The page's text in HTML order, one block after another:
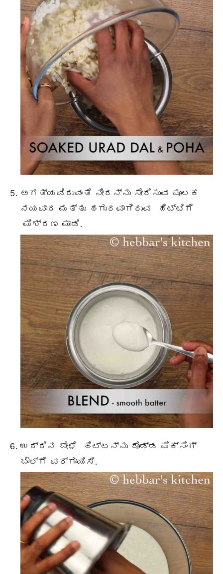
ಅಗತ್ಯವಿರುವಂತೆ ನೀರನ್ನು ಸೇರಿಸುವ ಮೂಲಕ
ನಯವಾದ ಮತ್ತು ಹಗುರವಾಗಿರುವ ಹಿಟ್ಟಿಗೆ
ಮಿಶ್ರಣ ಮಾಡಿ.
ಉದ್ದಿನ ಬೇಳೆ ಹಿಟ್ಟನ್ನು ದೊಡ್ಡ ಮಿಕ್ಸಿಂಗ್
ಬೌಲ್‌ಗೆ ವರ್ಗಾಯಿಸಿ.